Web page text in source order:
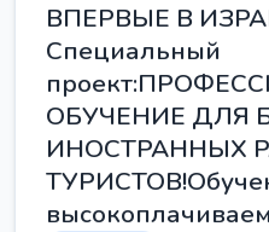
ВПЕРВЫЕ В
Специальный
ОБУЧЕНИЕ ДЛЯ
ИНОСТРАННЫХ